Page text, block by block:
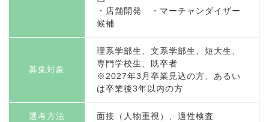
・店舗開発 ・マーチャンダイザー
候補
募集対象
理系学部生、文系学部生、短大生、
専門学校生、既卒者
※2027年3月卒業見込の方、あるい
は卒業後3年以内の方
選考方法
面接（人物重視）、適性検査